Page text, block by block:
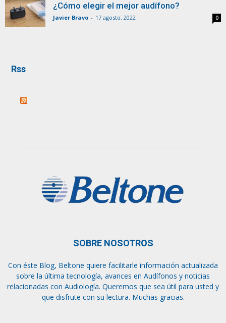
¿Cómo elegir el mejor audífono?
Javier Bravo - 17 agosto, 2022 0
Rss
SOBRE NOSOTROS
Con éste Blog, Beltone quiere facilitarle información actualizada
sobre la última tecnología, avances en Audífonos y noticias
relacionadas con Audiología. Queremos que sea útil para usted y
que disfrute con su lectura. Muchas gracias.